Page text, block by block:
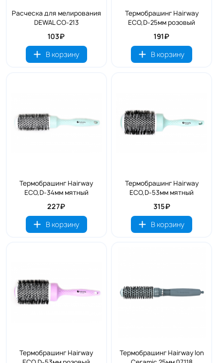
Расческа для мелирования
DEWAL CO-213
103₽
В корзину
Термобрашинг Hairway
ECO,D-25мм розовый
191₽
В корзину
Термобрашинг Hairway
ECO,D-34мм мятный
227₽
В корзину
Термобрашинг Hairway
ECO,D-53мм мятный
315₽
В корзину
Термобрашинг Hairway
Термобрашинг Hairway Ion